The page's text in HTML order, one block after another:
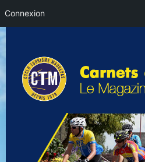
Connexion